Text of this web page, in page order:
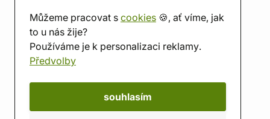
Můžeme pracovat s cookies 🍪, ať víme, jak
to u nás žije?
Používáme je k personalizaci reklamy.
Předvolby
souhlasím
Prodejna
Herna
O nás
Hodnocení obchodu